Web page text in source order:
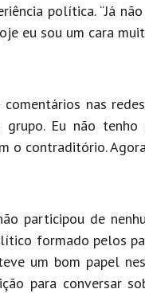
política. “Já
eu sou um cara
nas
grupo. Eu não
o contraditório.
participou de
formado pelos
um bom papel
para conversar